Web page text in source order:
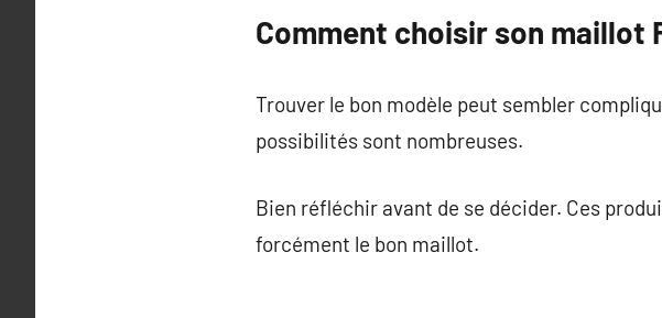
Comment choisir son
Trouver le bon modèle peut sembler
possibilités sont nombreuses.
Bien réfléchir avant de se décider. Ces
forcément le bon maillot.